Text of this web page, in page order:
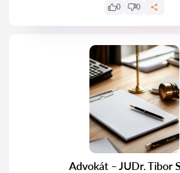
0 0
Advokát – JUDr. Tibor